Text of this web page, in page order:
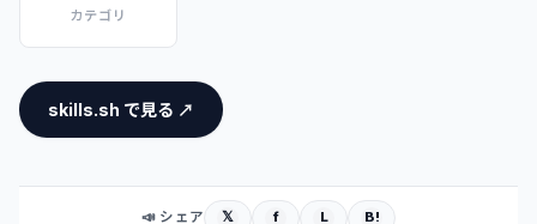
カテゴリ
skills.sh で見る ↗
📣 シェア 𝕏 f L B!